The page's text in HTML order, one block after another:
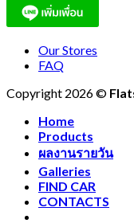
Our Stores
FAQ
Copyright 2026 ©
Home
Products
ผลงานรายวัน
Galleries
FIND CAR
CONTACTS